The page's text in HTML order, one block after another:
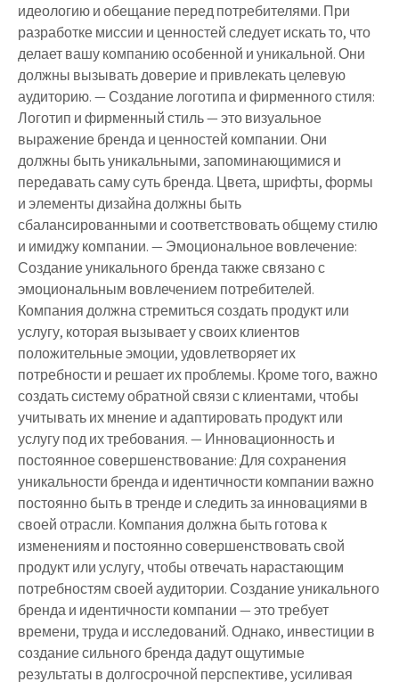
идеологию и обещание перед потребителями. При
разработке миссии и ценностей следует искать то, что
делает вашу компанию особенной и уникальной. Они
должны вызывать доверие и привлекать целевую
аудиторию. — Создание логотипа и фирменного стиля:
Логотип и фирменный стиль — это визуальное
выражение бренда и ценностей компании. Они
должны быть уникальными, запоминающимися и
передавать саму суть бренда. Цвета, шрифты, формы
и элементы дизайна должны быть
сбалансированными и соответствовать общему стилю
и имиджу компании. — Эмоциональное вовлечение:
Создание уникального бренда также связано с
эмоциональным вовлечением потребителей.
Компания должна стремиться создать продукт или
услугу, которая вызывает у своих клиентов
положительные эмоции, удовлетворяет их
потребности и решает их проблемы. Кроме того, важно
создать систему обратной связи с клиентами, чтобы
учитывать их мнение и адаптировать продукт или
услугу под их требования. — Инновационность и
постоянное совершенствование: Для сохранения
уникальности бренда и идентичности компании важно
постоянно быть в тренде и следить за инновациями в
своей отрасли. Компания должна быть готова к
изменениям и постоянно совершенствовать свой
продукт или услугу, чтобы отвечать нарастающим
потребностям своей аудитории. Создание уникального
бренда и идентичности компании — это требует
времени, труда и исследований. Однако, инвестиции в
создание сильного бренда дадут ощутимые
результаты в долгосрочной перспективе, усиливая